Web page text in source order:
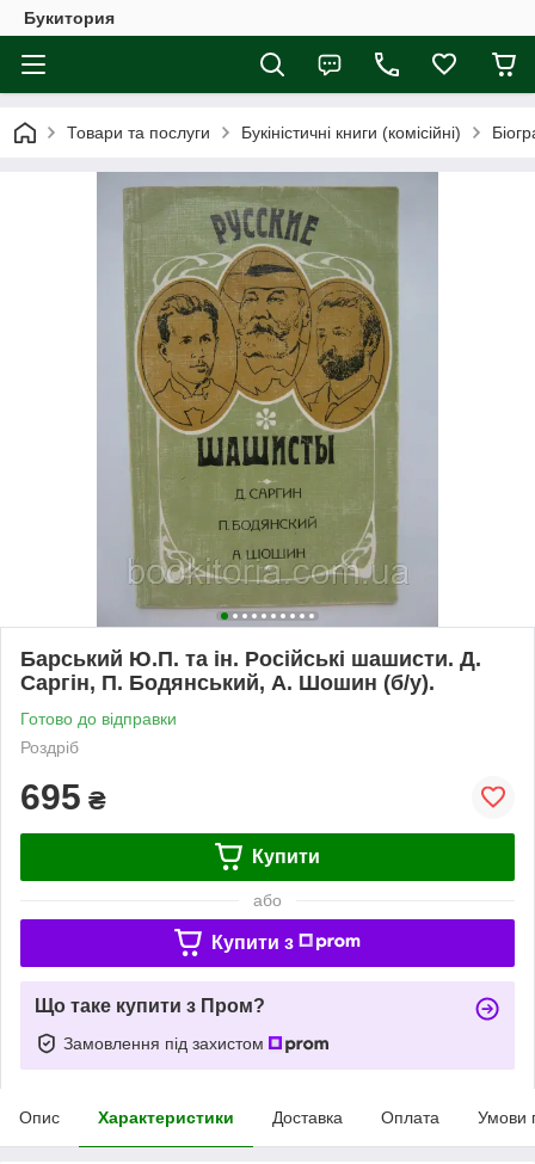
Букитория
Товари та послуги Букіністичні книги (комісійні)
Барський Ю.П. та ін. Російські шашисти. Д.
Саргін, П. Бодянський, А. Шошин (б/у).
Готово до відправки
Роздріб
695 ₴
Купити
або
Купити з
Що таке купити з Пром?
Замовлення під захистом
Опис Характеристики Доставка Оплата Умови